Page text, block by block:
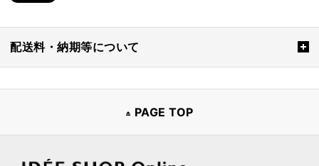
配送料・納期等について
PAGE TOP